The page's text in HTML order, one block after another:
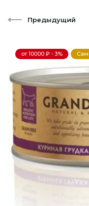
Предыдущий
от 10000 ₽ - 3%